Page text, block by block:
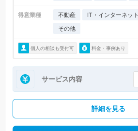
得意業種 不動産 IT・インターネット
その他
個人の相談も受付可 料金・事例あり
サービス内容
詳細を見る